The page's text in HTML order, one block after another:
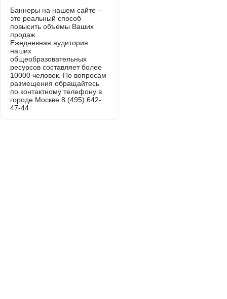
Баннеры на нашем сайте –
это реальный способ
повысить объемы Ваших
продаж.
Ежедневная аудитория
наших
общеобразовательных
ресурсов составляет более
10000 человек. По вопросам
размещения обращайтесь
по контактному телефону в
городе Москве 8 (495) 642-
47-44